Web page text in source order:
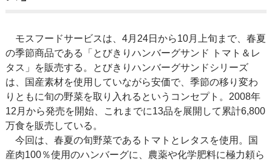
モスフードサービスは、4月24日から10月上旬まで、春夏
の季節商品である「とびきりハンバーグサンド トマト＆レ
タス」を販売する。とびきりハンバーグサンドシリーズ
は、国産素材を使用していながら安価で、季節の移り変わ
りともに旬の野菜を取り入れるというコンセプト。2008年
12月から発売を開始、これまでに13品を展開して累計6,800
万食を販売している。
今回は、春夏の旬野菜であるトマトとレタスを使用。国
産肉100％使用のハンバーグに、農薬や化学肥料に極力頼ら